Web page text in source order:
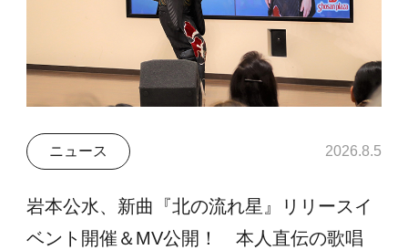
ニュース 2026.8.5
岩本公水、新曲『北の流れ星』リリースイ
ベント開催＆MV公開！ 本人直伝の歌唱